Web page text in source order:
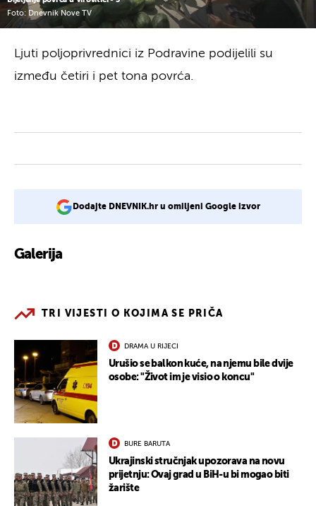
Foto: Dnevnik Nove TV
Ljuti poljoprivrednici iz Podravine podijelili su
između četiri i pet tona povrća.
Dodajte DNEVNIK.hr u omiljeni Google izvor
Galerija
TRI VIJESTI O KOJIMA SE PRIČA
DRAMA U RIJECI
Urušio se balkon kuće, na njemu bile dvije
osobe: "Život im je visio o koncu"
BURE BARUTA
Ukrajinski stručnjak upozorava na novu
prijetnju: Ovaj grad u BiH-u bi mogao biti
žarište